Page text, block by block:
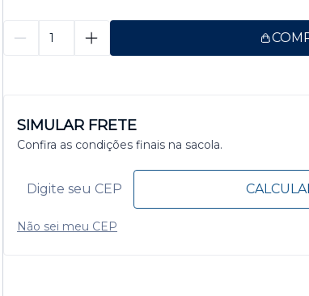
SIMULAR FRETE
Confira as condições finais na sacola.
Não sei meu CEP